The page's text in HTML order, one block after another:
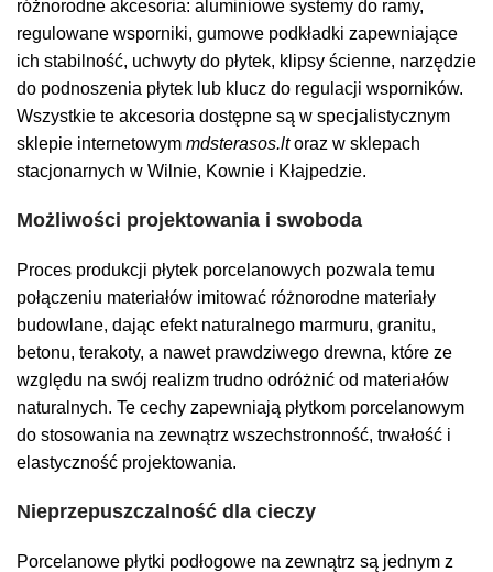
różnorodne akcesoria: aluminiowe systemy do ramy,
regulowane wsporniki, gumowe podkładki zapewniające
ich stabilność, uchwyty do płytek, klipsy ścienne, narzędzie
do podnoszenia płytek lub klucz do regulacji wsporników.
Wszystkie te akcesoria dostępne są w specjalistycznym
sklepie internetowym mdsterasos.ltoraz w sklepach
stacjonarnych w Wilnie, Kownie i Kłajpedzie.
Możliwości projektowania i swoboda
Proces produkcji płytek porcelanowych pozwala temu
połączeniu materiałów imitować różnorodne materiały
budowlane, dając efekt naturalnego marmuru, granitu,
betonu, terakoty, a nawet prawdziwego drewna, które ze
względu na swój realizm trudno odróżnić od materiałów
naturalnych. Te cechy zapewniają płytkom porcelanowym
do stosowania na zewnątrz wszechstronność, trwałość i
elastyczność projektowania.
Nieprzepuszczalność dla cieczy
Porcelanowe płytki podłogowe na zewnątrz są jednym z